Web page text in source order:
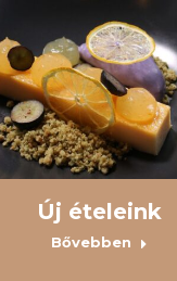
Új ételeink
Bővebben